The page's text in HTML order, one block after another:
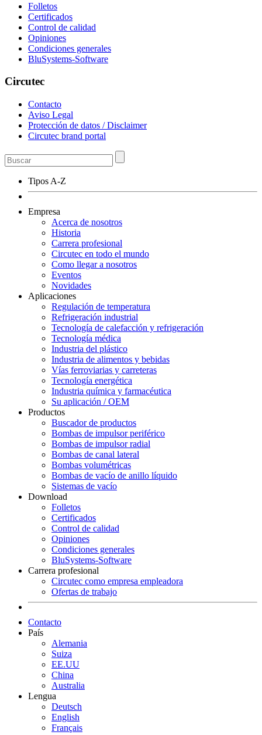
Folletos
Certificados
Control de calidad
Opiniones
Condiciones generales
BluSystems-Software
Circutec
Contacto
Aviso Legal
Protección de datos / Disclaimer
Circutec brand portal
Tipos A-Z
Empresa
Acerca de nosotros
Historia
Carrera profesional
Circutec en todo el mundo
Como llegar a nosotros
Eventos
Novidades
Aplicaciones
Regulación de temperatura
Refrigeración industrial
Tecnología de calefacción y refrigeración
Tecnología médica
Industria del plástico
Industria de alimentos y bebidas
Vías ferroviarias y carreteras
Tecnología energética
Industria química y farmacéutica
Su aplicación / OEM
Productos
Buscador de productos
Bombas de impulsor periférico
Bombas de impulsor radial
Bombas de canal lateral
Bombas volumétricas
Bombas de vacío de anillo líquido
Sistemas de vacío
Download
Folletos
Certificados
Control de calidad
Opiniones
Condiciones generales
BluSystems-Software
Carrera profesional
Circutec como empresa empleadora
Ofertas de trabajo
Contacto
País
Alemania
Suiza
EE.UU
China
Australia
Lengua
Deutsch
English
Français